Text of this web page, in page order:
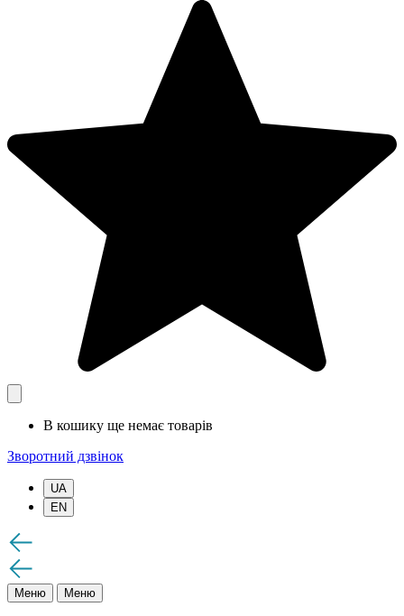
В кошику ще немає товарів
Зворотний дзвінок
UA
EN
Меню Меню